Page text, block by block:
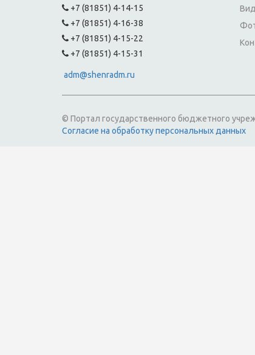
+7 (81851) 4-14-15
+7 (81851) 4-16-38
+7 (81851) 4-15-22
+7 (81851) 4-15-31
adm@shenradm.ru
© Портал государственного бюджетного
Согласие на обработку персональных данных